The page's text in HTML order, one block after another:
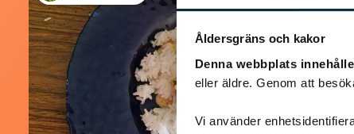
Åldersgräns och kakor
Denna webbplats
eller äldre. Genom att
Vi använder